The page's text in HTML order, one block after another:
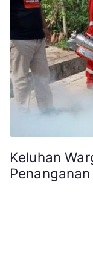
Keluhan
Penanganan